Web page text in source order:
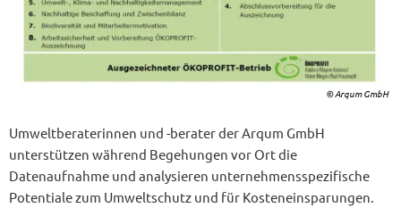
© Arqum GmbH
Umweltberaterinnen und -berater der Arqum GmbH
unterstützen während Begehungen vor Ort die
Datenaufnahme und analysieren unternehmensspezifische
Potentiale zum Umweltschutz und für Kosteneinsparungen.